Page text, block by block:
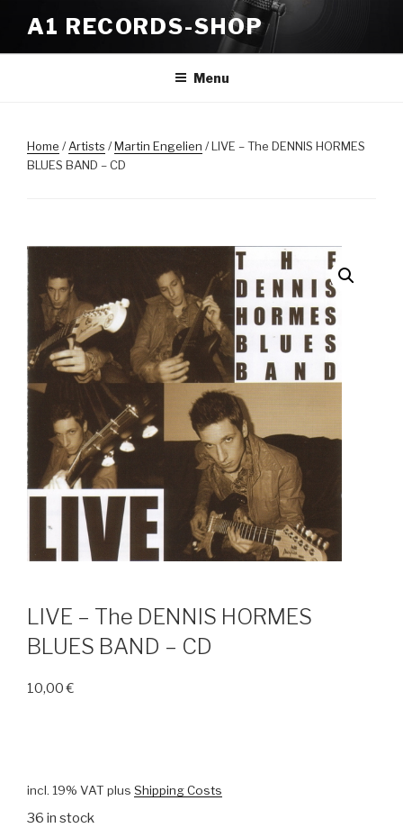
content
A1 RECORDS-SHOP
Menu
Home /Artists /Martin Engelien / LIVE – The DENNIS HORMES
BLUES BAND – CD
LIVE – The DENNIS HORMES
BLUES BAND – CD
10,00€
incl. 19% VAT plus Shipping Costs
36 in stock